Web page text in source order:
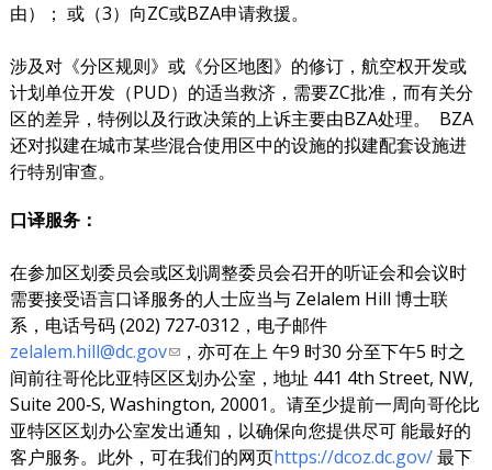
由）； 或（3）向ZC或BZA申请救援。
涉及对《分区规则》或《分区地图》的修订，航空权开发或
计划单位开发（PUD）的适当救济，需要ZC批准，而有关分
区的差异，特例以及行政决策的上诉主要由BZA处理。 BZA
还对拟建在城市某些混合使用区中的设施的拟建配套设施进
行特别审查。
口译服务：
在参加区划委员会或区划调整委员会召开的听证会和会议时
需要接受语言口译服务的人士应当与 Zelalem Hill 博士联
系，电话号码 (202) 727‐0312，电子邮件
zelalem.hill@dc.gov ，亦可在上 午9 时30 分至下午5 时之
间前往哥伦比亚特区区划办公室，地址 441 4th Street, NW,
Suite 200‐S, Washington, 20001。请至少提前一周向哥伦比
亚特区区划办公室发出通知，以确保向您提供尽可 能最好的
客户服务。此外，可在我们的网页https://dcoz.dc.gov/最下